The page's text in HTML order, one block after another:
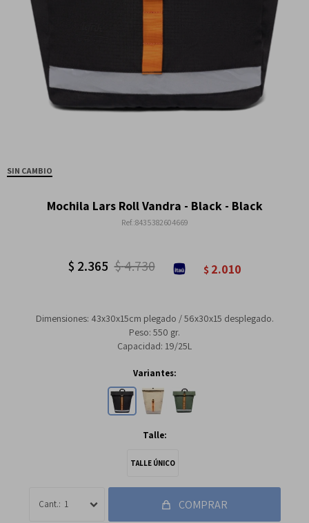
SIN CAMBIO
Mochila Lars Roll Vandra - Black - Black
8435382604669
$ 2.365 $4.730 $ 2.010
Dimensiones: 43x30x15cm plegado / 56x30x15 desplegado.
Peso: 550 gr.
Capacidad: 19/25L
Variantes:
Talle:
TALLE ÚNICO
1 COMPRAR